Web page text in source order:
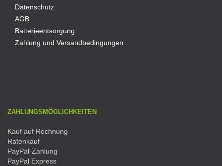
Datenschutz
AGB
Batterieentsorgung
Zahlung und Versandbedingungen
ZAHLUNGSMÖGLICHKEITEN
Kauf auf Rechnung
Ratenkauf
PayPal-Zahlung
PayPal Express